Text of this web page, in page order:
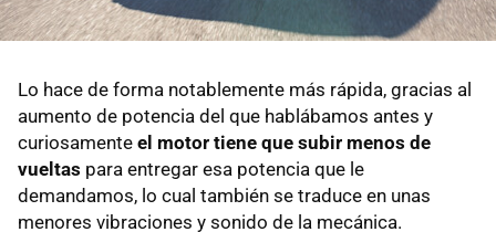
Lo hace de forma notablemente más rápida, gracias al
aumento de potencia del que hablábamos antes y
curiosamente el motor tiene que subir menos de
vueltas para entregar esa potencia que le
demandamos, lo cual también se traduce en unas
menores vibraciones y sonido de la mecánica.